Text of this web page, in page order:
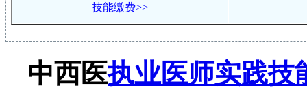
技能缴费>>
中西医执业医师实践技